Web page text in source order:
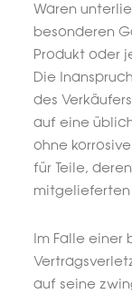
Waren
besonderen
Produkt oder
Die
des
auf eine
ohne
für Teile,
mitgelieferten
Im Falle einer
auf seine